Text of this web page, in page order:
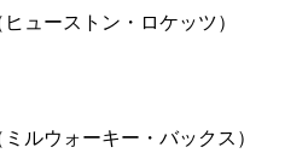
ューストン・ロケッツ）
ルウォーキー・バックス）